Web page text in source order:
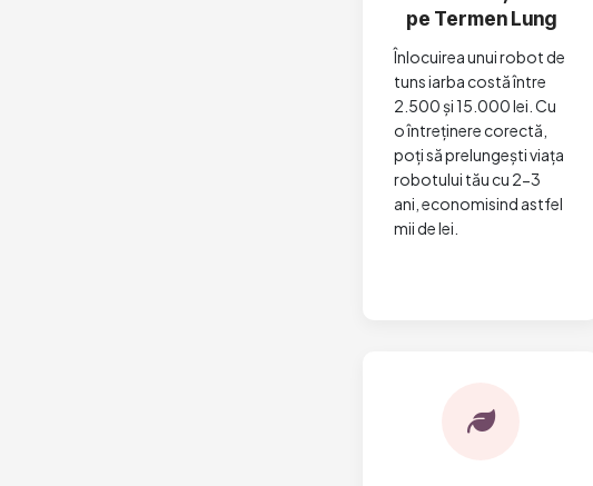
pe Termen Lung
Înlocuirea unui robot de
tuns iarba costă între
2.500 și 15.000 lei. Cu
o întreținere corectă,
poți să prelungești viața
robotului tău cu 2-3
ani, economisind astfel
mii de lei.